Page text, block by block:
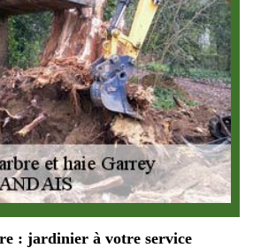
: jardinier à votre service